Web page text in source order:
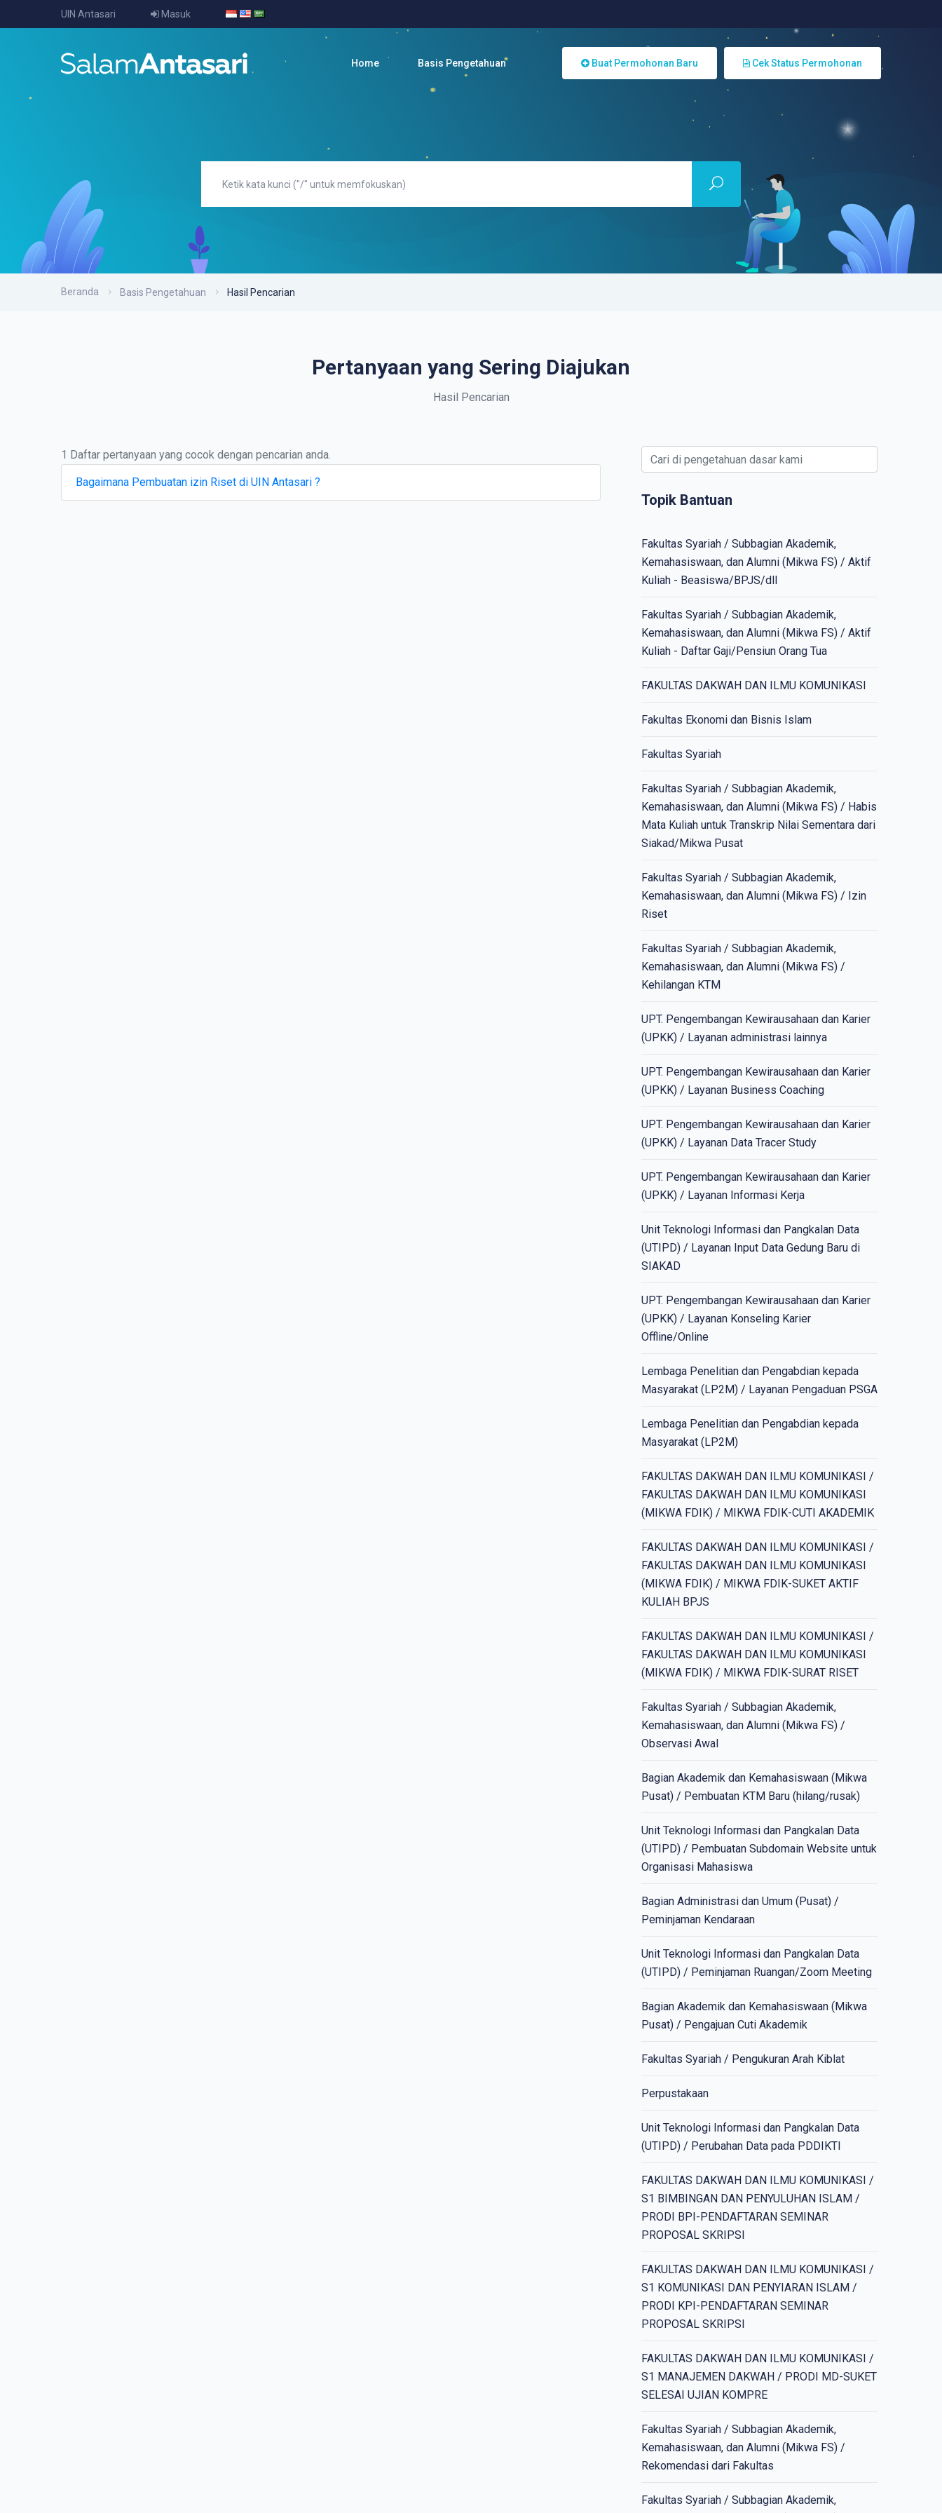
UIN Antasari Masuk
Home Basis Pengetahuan Buat Permohonan Baru Cek Status Permohonan
Beranda Basis Pengetahuan Hasil Pencarian
Pertanyaan yang Sering Diajukan
Hasil Pencarian
1 Daftar pertanyaan yang cocok dengan pencarian anda.
Bagaimana Pembuatan izin Riset di UIN Antasari ?
Topik Bantuan
Fakultas Syariah / Subbagian Akademik,
Kemahasiswaan, dan Alumni (Mikwa FS) / Aktif
Kuliah - Beasiswa/BPJS/dll
Fakultas Syariah / Subbagian Akademik,
Kemahasiswaan, dan Alumni (Mikwa FS) / Aktif
Kuliah - Daftar Gaji/Pensiun Orang Tua
FAKULTAS DAKWAH DAN ILMU KOMUNIKASI
Fakultas Ekonomi dan Bisnis Islam
Fakultas Syariah
Fakultas Syariah / Subbagian Akademik,
Kemahasiswaan, dan Alumni (Mikwa FS) / Habis
Mata Kuliah untuk Transkrip Nilai Sementara dari
Siakad/Mikwa Pusat
Fakultas Syariah / Subbagian Akademik,
Kemahasiswaan, dan Alumni (Mikwa FS) / Izin
Riset
Fakultas Syariah / Subbagian Akademik,
Kemahasiswaan, dan Alumni (Mikwa FS) /
Kehilangan KTM
UPT. Pengembangan Kewirausahaan dan Karier
(UPKK) / Layanan administrasi lainnya
UPT. Pengembangan Kewirausahaan dan Karier
(UPKK) / Layanan Business Coaching
UPT. Pengembangan Kewirausahaan dan Karier
(UPKK) / Layanan Data Tracer Study
UPT. Pengembangan Kewirausahaan dan Karier
(UPKK) / Layanan Informasi Kerja
Unit Teknologi Informasi dan Pangkalan Data
(UTIPD) / Layanan Input Data Gedung Baru di
SIAKAD
UPT. Pengembangan Kewirausahaan dan Karier
(UPKK) / Layanan Konseling Karier
Offline/Online
Lembaga Penelitian dan Pengabdian kepada
Masyarakat (LP2M) / Layanan Pengaduan PSGA
Lembaga Penelitian dan Pengabdian kepada
Masyarakat (LP2M)
FAKULTAS DAKWAH DAN ILMU KOMUNIKASI /
FAKULTAS DAKWAH DAN ILMU KOMUNIKASI
(MIKWA FDIK) / MIKWA FDIK-CUTI AKADEMIK
FAKULTAS DAKWAH DAN ILMU KOMUNIKASI /
FAKULTAS DAKWAH DAN ILMU KOMUNIKASI
(MIKWA FDIK) / MIKWA FDIK-SUKET AKTIF
KULIAH BPJS
FAKULTAS DAKWAH DAN ILMU KOMUNIKASI /
FAKULTAS DAKWAH DAN ILMU KOMUNIKASI
(MIKWA FDIK) / MIKWA FDIK-SURAT RISET
Fakultas Syariah / Subbagian Akademik,
Kemahasiswaan, dan Alumni (Mikwa FS) /
Observasi Awal
Bagian Akademik dan Kemahasiswaan (Mikwa
Pusat) / Pembuatan KTM Baru (hilang/rusak)
Unit Teknologi Informasi dan Pangkalan Data
(UTIPD) / Pembuatan Subdomain Website untuk
Organisasi Mahasiswa
Bagian Administrasi dan Umum (Pusat) /
Peminjaman Kendaraan
Unit Teknologi Informasi dan Pangkalan Data
(UTIPD) / Peminjaman Ruangan/Zoom Meeting
Bagian Akademik dan Kemahasiswaan (Mikwa
Pusat) / Pengajuan Cuti Akademik
Fakultas Syariah / Pengukuran Arah Kiblat
Perpustakaan
Unit Teknologi Informasi dan Pangkalan Data
(UTIPD) / Perubahan Data pada PDDIKTI
FAKULTAS DAKWAH DAN ILMU KOMUNIKASI /
S1 BIMBINGAN DAN PENYULUHAN ISLAM /
PRODI BPI-PENDAFTARAN SEMINAR
PROPOSAL SKRIPSI
FAKULTAS DAKWAH DAN ILMU KOMUNIKASI /
S1 KOMUNIKASI DAN PENYIARAN ISLAM /
PRODI KPI-PENDAFTARAN SEMINAR
PROPOSAL SKRIPSI
FAKULTAS DAKWAH DAN ILMU KOMUNIKASI /
S1 MANAJEMEN DAKWAH / PRODI MD-SUKET
SELESAI UJIAN KOMPRE
Fakultas Syariah / Subbagian Akademik,
Kemahasiswaan, dan Alumni (Mikwa FS) /
Rekomendasi dari Fakultas
Fakultas Syariah / Subbagian Akademik,